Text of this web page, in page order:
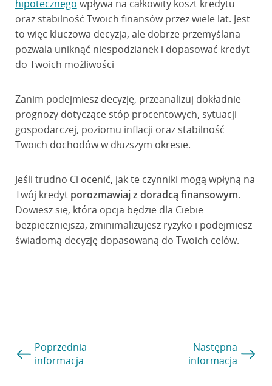
hipotecznego wpływa na całkowity koszt kredytu
oraz stabilność Twoich finansów przez wiele lat. Jest
to więc kluczowa decyzja, ale dobrze przemyślana
pozwala uniknąć niespodzianek i dopasować kredyt
do Twoich możliwości
Zanim podejmiesz decyzję, przeanalizuj dokładnie
prognozy dotyczące stóp procentowych, sytuacji
gospodarczej, poziomu inflacji oraz stabilność
Twoich dochodów w dłuższym okresie.
Jeśli trudno Ci ocenić, jak te czynniki mogą wpłyną na
Twój kredyt porozmawiaj z doradcą finansowym.
Dowiesz się, która opcja będzie dla Ciebie
bezpieczniejsza, zminimalizujesz ryzyko i podejmiesz
świadomą decyzję dopasowaną do Twoich celów.
Poprzednia
informacja
Następna
informacja